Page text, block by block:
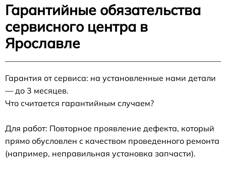
Гарантийные обязательства
сервисного центра в
Ярославле
Гарантия от сервиса: на установленные нами детали
— до 3 месяцев.
Что считается гарантийным случаем?
Для работ: Повторное проявление дефекта, который
прямо обусловлен с качеством проведенного ремонта
(например, неправильная установка запчасти).